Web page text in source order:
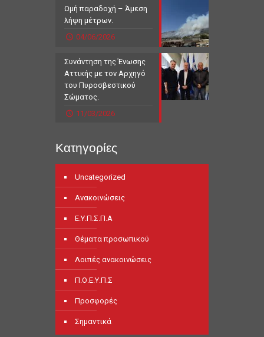
Ωμή παραδοχή – Άμεση
λήψη μέτρων.
04/06/2026
Συνάντηση της Ένωσης
Αττικής με τον Αρχηγό
του Πυροσβεστικού
Σώματος.
11/03/2026
Κατηγορίες
Uncategorized
Ανακοινώσεις
Ε.Υ.Π.Σ.Π.Α
Θέματα προσωπικού
Λοιπές ανακοινώσεις
Π.Ο.Ε.Υ.Π.Σ
Προσφορές
Σημαντικά